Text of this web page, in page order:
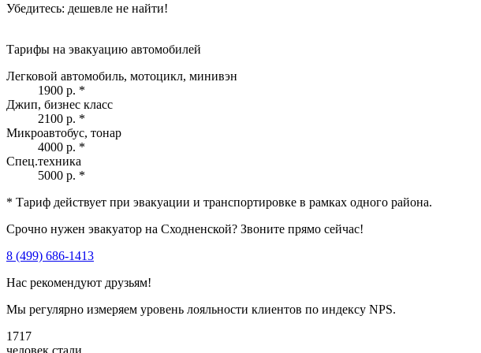
Убедитесь: дешевле не найти!
Тарифы на эвакуацию автомобилей
Легковой автомобиль, мотоцикл, минивэн
1900 р. *
Джип, бизнес класс
2100 р. *
Микроавтобус, тонар
4000 р. *
Спец.техника
5000 р. *
* Тариф действует при эвакуации и транспортировке в рамках одного района.
Срочно нужен эвакуатор на Сходненской? Звоните прямо сейчас!
8 (499) 686-1413
Нас рекомендуют друзьям!
Мы регулярно измеряем уровень лояльности клиентов по индексу NPS.
1717